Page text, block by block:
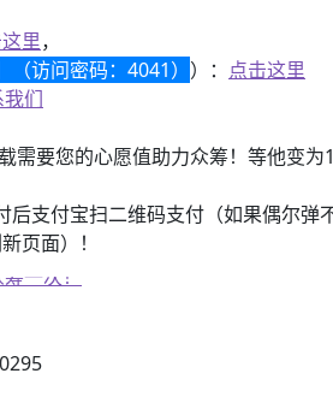
里，
（访问密码：4041） ）： 点击这里
们
需要您的心愿值助力众筹！等他变为
后支付宝扫二维码支付（如果偶尔
页面）！
一次！